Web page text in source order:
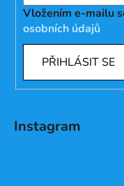
Vložením e-mailu
osobních údajů
PŘIHLÁSIT SE
Instagram